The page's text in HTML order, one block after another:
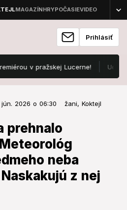
Prihlásiť
v pražskej Lucerne! Udrieť môžu
jún. 2026 o 06:30 žani, Koktejl
prehnalo
neba
z nej
o 06:30
Nikolas
ukázal FOTO:
zimomriavky
odtrhnúť zrak.